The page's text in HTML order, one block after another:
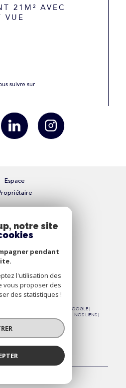
21M² AVEC
VUE
suivre sur
Espace
Adhérons
| TRADUCTION POWERED BY GOOGLE |
NOS LIENS
RGPD
COOKIES
notre site
pendant
l'utilisation des
vous proposer des
des statistiques !